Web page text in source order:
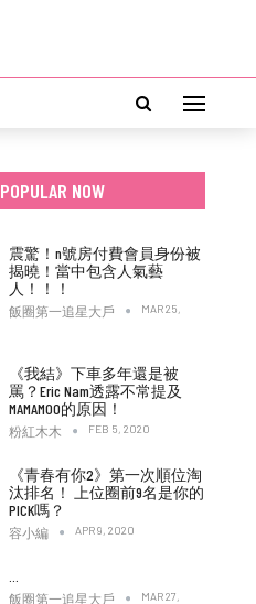
POPULAR NOW
震驚！n號房付費會員身份被
揭曉！當中包含人氣藝
人！！！
飯圈第一追星大戶
MAR 25,
《我結》下車多年還是被
罵？Eric Nam透露不常提及
MAMAMOO的原因！
粉紅木木 FEB 5, 2020
《青春有你2》第一次順位淘
汰排名！ 上位圈前9名是你的
PICK嗎？
容小編 APR 9, 2020
飯圈第一追星大戶
MAR 27,